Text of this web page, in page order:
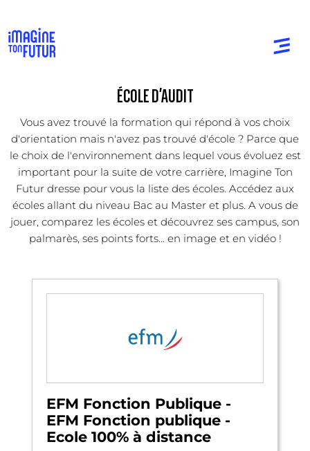
ÉCOLE D'AUDIT
Vous avez trouvé la formation qui répond à vos choix
d'orientation mais n'avez pas trouvé d'école ? Parce que
le choix de l'environnement dans lequel vous évoluez est
important pour la suite de votre carrière, Imagine Ton
Futur dresse pour vous la liste des écoles. Accédez aux
écoles allant du niveau Bac au Master et plus. A vous de
jouer, comparez les écoles et découvrez ses campus, son
palmarès, ses points forts... en image et en vidéo !
EFM Fonction Publique -
EFM Fonction publique -
Ecole 100% à distance